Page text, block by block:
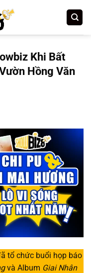
Khi Bất
Hồng Văn
tổ chức buổi họp báo
và Album Giai Nhân